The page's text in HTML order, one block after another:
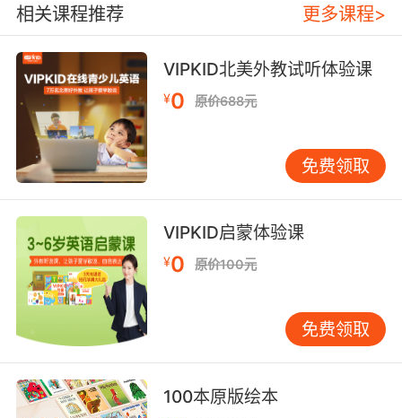
watching TV这个watching加上ing就是一种非
谓语动词的变化形式。再举个例子，hearing the
news she went crazy。听到消息她疯了。听到
消息就是一个状态，在听到消息的状态下她疯
了，she went crazy这个是主干。那好，听到消
息这就是一个动词去做状语，这也是非谓语动词
的一种叫hearing the news发现了没有，我们同
样是加上ing hearing the news。she went
crazy。这就是谓语动词和非谓语动词的区别。
相关课程推荐 更多课程>
VIPKID北美外教试听体验课
¥0 原价688元
免费领取
VIPKID启蒙体验课
¥0 原价100元
免费领取
100本原版绘本